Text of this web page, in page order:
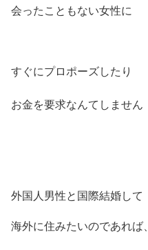
会ったこともない女性に
すぐにプロポーズしたり
お金を要求なんてしません
外国人男性と国際結婚して
海外に住みたいのであれば、